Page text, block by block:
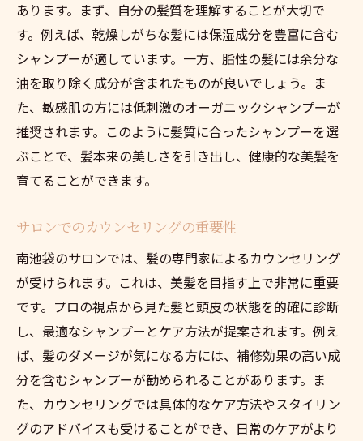
あります。まず、自分の髪質を理解することが大切で
す。例えば、乾燥しがちな髪には保湿成分を豊富に含む
シャンプーが適しています。一方、脂性の髪には余分な
油を取り除く成分が含まれたものが良いでしょう。ま
た、敏感肌の方には低刺激のオーガニックシャンプーが
推奨されます。このように髪質に合ったシャンプーを選
ぶことで、髪本来の美しさを引き出し、健康的な美髪を
育てることができます。
サロンでのカウンセリングの重要性
南池袋のサロンでは、髪の専門家によるカウンセリング
が受けられます。これは、美髪を目指す上で非常に重要
です。プロの視点から見た髪と頭皮の状態を的確に診断
し、最適なシャンプーとケア方法が提案されます。例え
ば、髪のダメージが気になる方には、補修効果の高い成
分を含むシャンプーが勧められることがあります。ま
た、カウンセリングでは具体的なケア方法やスタイリン
グのアドバイスも受けることができ、日常のケアがより